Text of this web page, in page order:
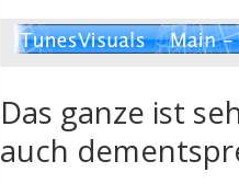
Das ganze ist
auch